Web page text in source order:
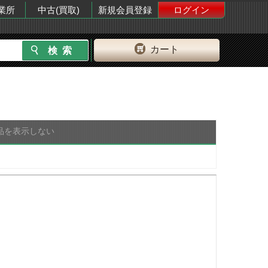
所 中古(買取) 新規会員登録
ログイン
カート
を表示しない